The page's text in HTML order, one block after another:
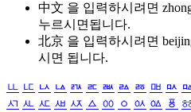
中文 을 입력하시려면
누르시면됩니다.
北京 을 입력하시려면
시면 됩니다.
ㅥ ㅦ ㅧ ㅨ ㅩ ㅪ ㅫ ㅬ ㅭ ㅮ ㅯ
ㅺ ㅻ ㅼ ㅽ ㅾ ㅿ ㆀ ㆁ ㆂ ㆃ ㆄ